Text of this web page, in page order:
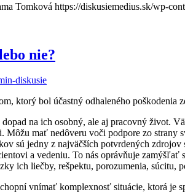
Tomková https://diskusiemedius.sk/wp-
nie?
diskusie
ktorý bol účastný odhaleného poškodenia
na ich osobný, ale aj pracovný život.
mať nedôveru voči podpore zo strany
sú jedny z najväčších potvrdených
a vedeniu. To nás oprávňuje
ich liečby, rešpektu, porozumenia, súcitu,
vnímať komplexnosť situácie, ktorá je